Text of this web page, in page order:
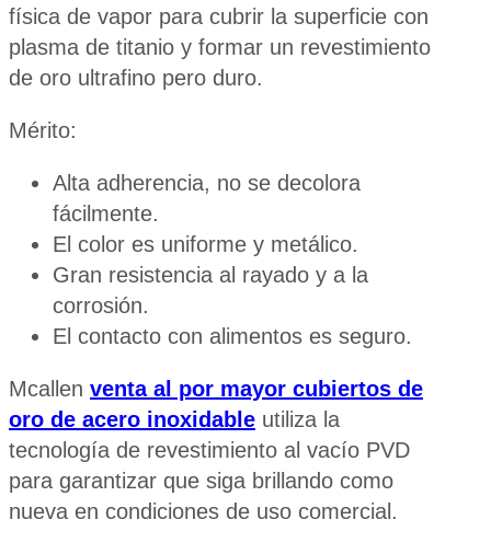
física de vapor para cubrir la superficie con
plasma de titanio y formar un revestimiento
de oro ultrafino pero duro.
Mérito:
Alta adherencia, no se decolora
fácilmente.
El color es uniforme y metálico.
Gran resistencia al rayado y a la
corrosión.
El contacto con alimentos es seguro.
Mcallen venta al por mayor cubiertos de
oro de acero inoxidable utiliza la
tecnología de revestimiento al vacío PVD
para garantizar que siga brillando como
nueva en condiciones de uso comercial.